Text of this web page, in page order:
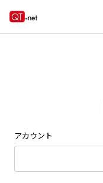
アカウント